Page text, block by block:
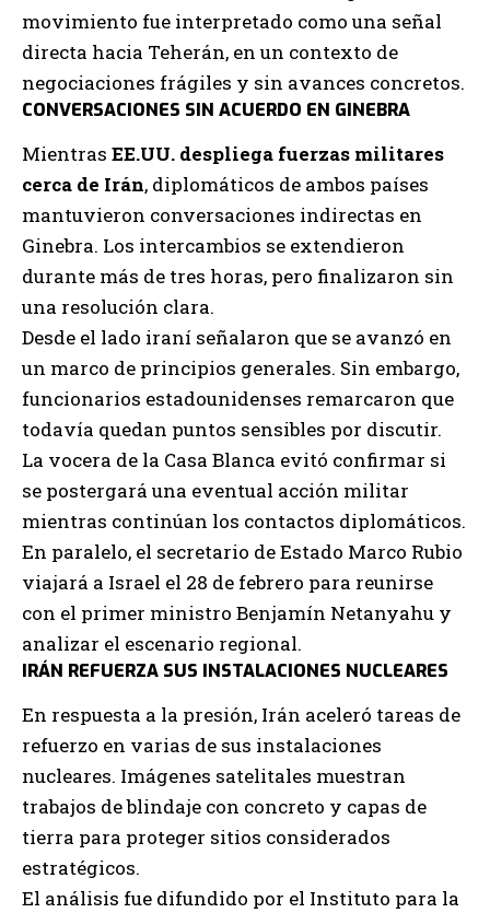
movimiento fue interpretado como una señal
directa hacia Teherán, en un contexto de
negociaciones frágiles y sin avances concretos.
CONVERSACIONES SIN ACUERDO EN GINEBRA
Mientras EE.UU. despliega fuerzas militares
cerca de Irán, diplomáticos de ambos países
mantuvieron conversaciones indirectas en
Ginebra. Los intercambios se extendieron
durante más de tres horas, pero finalizaron sin
una resolución clara.
Desde el lado iraní señalaron que se avanzó en
un marco de principios generales. Sin embargo,
funcionarios estadounidenses remarcaron que
todavía quedan puntos sensibles por discutir.
La vocera de la Casa Blanca evitó confirmar si
se postergará una eventual acción militar
mientras continúan los contactos diplomáticos.
En paralelo, el secretario de Estado Marco Rubio
viajará a Israel el 28 de febrero para reunirse
con el primer ministro Benjamín Netanyahu y
analizar el escenario regional.
IRÁN REFUERZA SUS INSTALACIONES NUCLEARES
En respuesta a la presión, Irán aceleró tareas de
refuerzo en varias de sus instalaciones
nucleares. Imágenes satelitales muestran
trabajos de blindaje con concreto y capas de
tierra para proteger sitios considerados
estratégicos.
El análisis fue difundido por el Instituto para la